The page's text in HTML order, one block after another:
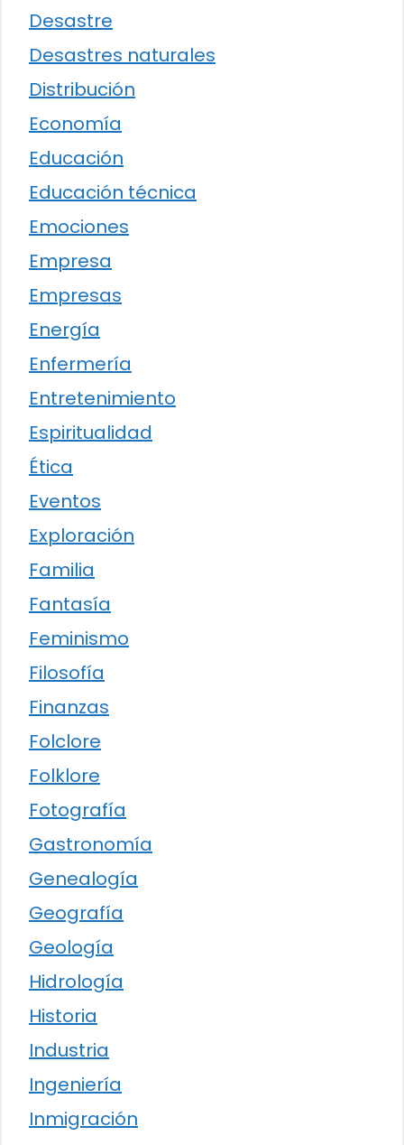
Desastre
Desastres naturales
Distribución
Economía
Educación
Educación técnica
Emociones
Empresa
Empresas
Energía
Enfermería
Entretenimiento
Espiritualidad
Ética
Eventos
Exploración
Familia
Fantasía
Feminismo
Filosofía
Finanzas
Folclore
Folklore
Fotografía
Gastronomía
Genealogía
Geografía
Geología
Hidrología
Historia
Industria
Ingeniería
Inmigración